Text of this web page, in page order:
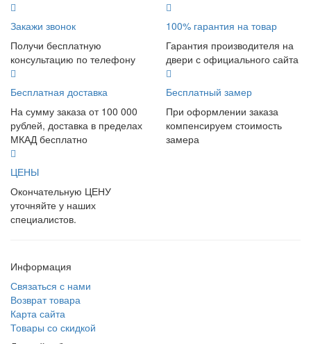
Закажи звонок
Получи бесплатную
консультацию по телефону
100% гарантия на товар
Гарантия производителя на
двери с официального сайта
Бесплатная доставка
На сумму заказа от 100 000
рублей, доставка в пределах
МКАД бесплатно
Бесплатный замер
При оформлении заказа
компенсируем стоимость
замера
ЦЕНЫ
Окончательную ЦЕНУ
уточняйте у наших
специалистов.
Информация
Связаться с нами
Возврат товара
Карта сайта
Товары со скидкой